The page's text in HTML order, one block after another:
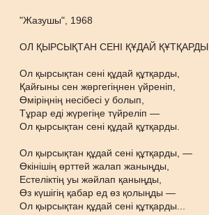
"Жазушы", 1968
ОЛ ҚЫРСЫҚТАН СЕНІ ҚҰДАЙ ҚҰТҚАРДЫ
Ол қырсықтан сені құдай құтқарды,
Қайғыны сен жөргегіңнен үйреніп,
Өміріңнің несібесі у болып,
Тұрар еді жүрегіңе түйреліп —
Ол қырсықтан сені құдай құтқарды.
Ол қырсықтан құдай сені құтқарды, —
Өкінішің өрттей жалап жаныңды,
Естеліктің уы жәйлап қаныңды,
Өз күшігің қабар ед өз қолыңды —
Ол қырсықтан құдай сені құтқарды...